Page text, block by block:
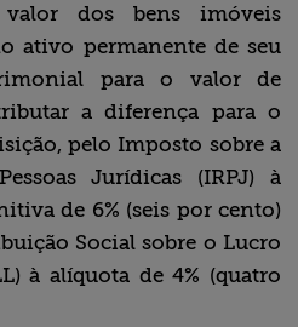
dos bens imóveis
ativo permanente de seu
para o valor de
a diferença para o
pelo Imposto sobre a
Jurídicas (IRPJ) à
de 6% (seis por cento)
Social sobre o Lucro
à alíquota de 4% (quatro